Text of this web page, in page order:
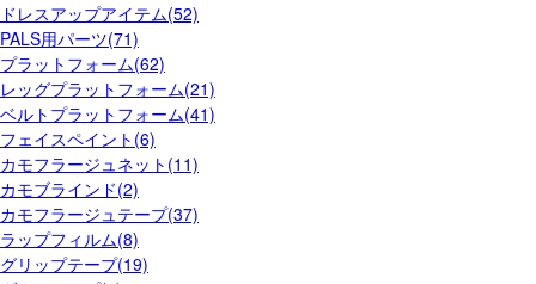
ドレスアップアイテム(52)
PALS用パーツ(71)
プラットフォーム(62)
レッグプラットフォーム(21)
ベルトプラットフォーム(41)
フェイスペイント(6)
カモフラージュネット(11)
カモブラインド(2)
カモフラージュテープ(37)
ラップフィルム(8)
グリップテープ(19)